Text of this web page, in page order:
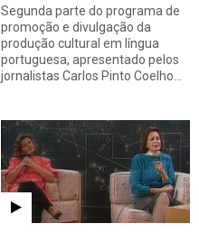
Segunda parte do programa de
promoção e divulgação da
produção cultural em língua
portuguesa, apresentado pelos
jornalistas Carlos Pinto Coelho…